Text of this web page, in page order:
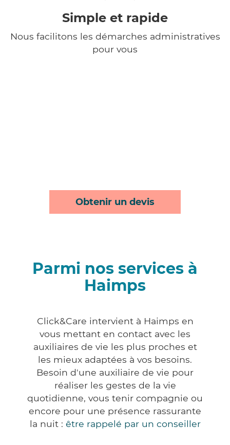
Simple et rapide
Nous facilitons les démarches administratives
pour vous
Obtenir un devis
Parmi nos services à
Haimps
Click&Care intervient à Haimps en
vous mettant en contact avec les
auxiliaires de vie les plus proches et
les mieux adaptées à vos besoins.
Besoin d'une auxiliaire de vie pour
réaliser les gestes de la vie
quotidienne, vous tenir compagnie ou
encore pour une présence rassurante
la nuit : être rappelé par un conseiller